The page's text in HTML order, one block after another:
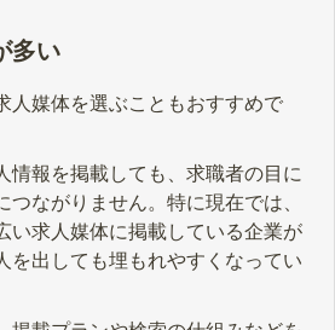
多い
人媒体を選ぶこともおすすめで
情報を掲載しても、求職者の目に
つながりません。特に現在では、
い求人媒体に掲載している企業が
を出しても埋もれやすくなってい